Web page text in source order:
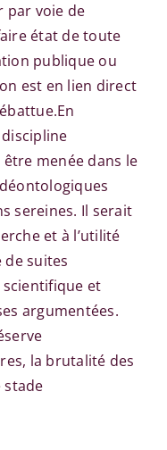
par voie de
état de toute
publique ou
est en lien direct
En
menée dans le
sereines. Il serait
et à l’utilité
suites
et
argumentées.
la brutalité des
stade